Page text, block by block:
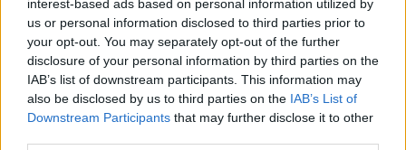
interest-based ads based on personal information utilized by
us or personal information disclosed to third parties prior to
your opt-out. You may separately opt-out of the further
disclosure of your personal information by third parties on the
IAB’s list of downstream participants. This information may
also be disclosed by us to third parties on the IAB’s List of
Downstream Participants that may further disclose it to other
Εγγραφή στο newsletter